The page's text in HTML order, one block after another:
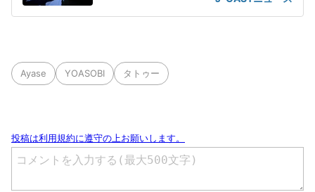
Ayase YOASOBI タトゥー